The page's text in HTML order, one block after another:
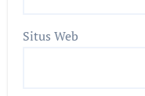
Situs Web